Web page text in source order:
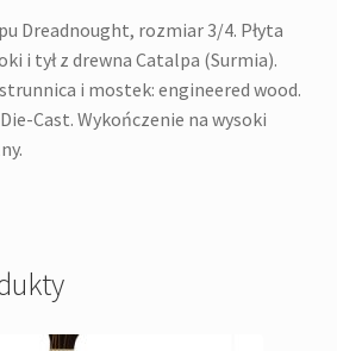
Dreadnought, rozmiar 3/4. Płyta
i tył z drewna Catalpa (Surmia).
i mostek: engineered wood.
Cast. Wykończenie na wysoki